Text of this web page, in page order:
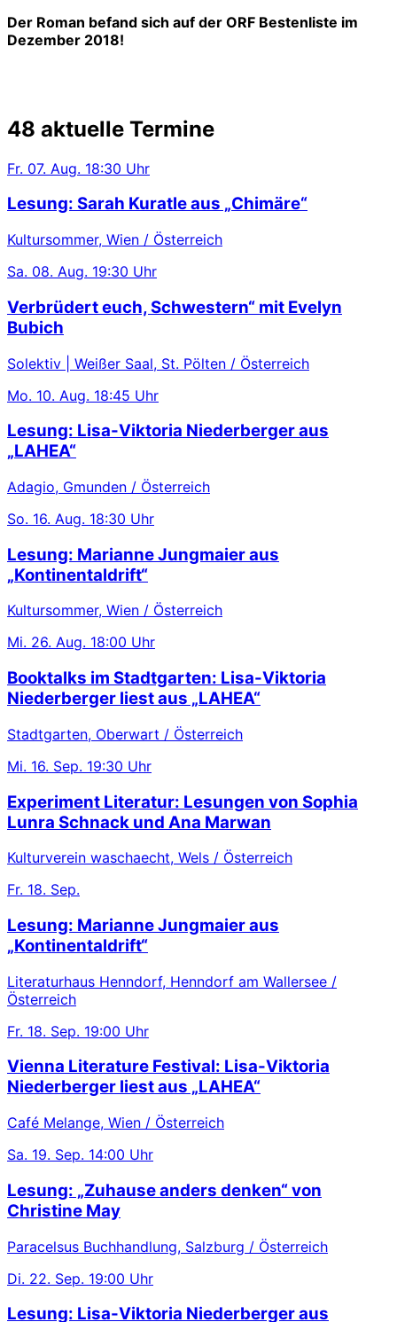
Der Roman befand sich auf der ORF Bestenliste im
Dezember 2018!
48 aktuelle Termine
Fr. 07. Aug. 18:30 Uhr
Lesung: Sarah Kuratle aus „Chimäre“
Kultursommer, Wien / Österreich
Sa. 08. Aug. 19:30 Uhr
Verbrüdert euch, Schwestern“ mit Evelyn
Bubich
Solektiv | Weißer Saal, St. Pölten / Österreich
Mo. 10. Aug. 18:45 Uhr
Lesung: Lisa-Viktoria Niederberger aus
„LAHEA“
Adagio, Gmunden / Österreich
So. 16. Aug. 18:30 Uhr
Lesung: Marianne Jungmaier aus
„Kontinentaldrift“
Kultursommer, Wien / Österreich
Mi. 26. Aug. 18:00 Uhr
Booktalks im Stadtgarten: Lisa-Viktoria
Niederberger liest aus „LAHEA“
Stadtgarten, Oberwart / Österreich
Mi. 16. Sep. 19:30 Uhr
Experiment Literatur: Lesungen von Sophia
Lunra Schnack und Ana Marwan
Kulturverein waschaecht, Wels / Österreich
Fr. 18. Sep.
Lesung: Marianne Jungmaier aus
„Kontinentaldrift“
Literaturhaus Henndorf, Henndorf am Wallersee /
Österreich
Fr. 18. Sep. 19:00 Uhr
Vienna Literature Festival: Lisa-Viktoria
Niederberger liest aus „LAHEA“
Café Melange, Wien / Österreich
Sa. 19. Sep. 14:00 Uhr
Lesung: „Zuhause anders denken“ von
Christine May
Paracelsus Buchhandlung, Salzburg / Österreich
Di. 22. Sep. 19:00 Uhr
Lesung: Lisa-Viktoria Niederberger aus